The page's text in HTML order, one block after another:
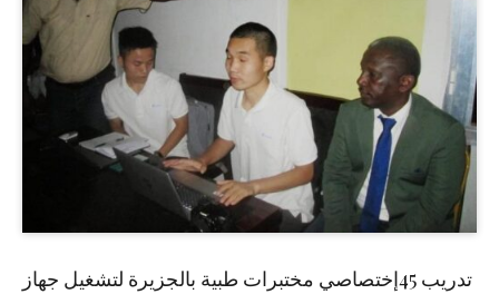
تدريب 45إختصاصي مختبرات طبية بالجزيرة لتشغيل جهاز